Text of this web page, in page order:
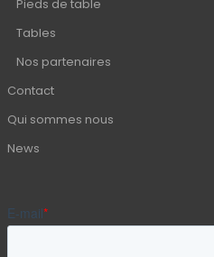
Pieds de table
Tables
Nos partenaires
Contact
Qui sommes nous
News